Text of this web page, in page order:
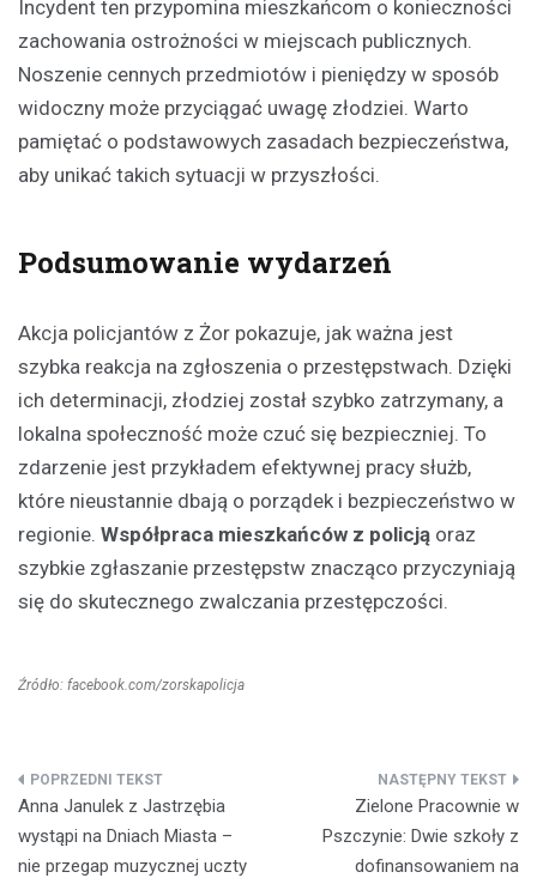
Incydent ten przypomina mieszkańcom o konieczności
zachowania ostrożności w miejscach publicznych.
Noszenie cennych przedmiotów i pieniędzy w sposób
widoczny może przyciągać uwagę złodziei. Warto
pamiętać o podstawowych zasadach bezpieczeństwa,
aby unikać takich sytuacji w przyszłości.
Podsumowanie wydarzeń
Akcja policjantów z Żor pokazuje, jak ważna jest
szybka reakcja na zgłoszenia o przestępstwach. Dzięki
ich determinacji, złodziej został szybko zatrzymany, a
lokalna społeczność może czuć się bezpieczniej. To
zdarzenie jest przykładem efektywnej pracy służb,
które nieustannie dbają o porządek i bezpieczeństwo w
regionie. Współpraca mieszkańców z policją oraz
szybkie zgłaszanie przestępstw znacząco przyczyniają
się do skutecznego zwalczania przestępczości.
Źródło: facebook.com/zorskapolicja
Nawigacja
wpisu
Anna Janulek z Jastrzębia
wystąpi na Dniach Miasta –
nie przegap muzycznej uczty
Zielone Pracownie w
Pszczynie: Dwie szkoły z
dofinansowaniem na